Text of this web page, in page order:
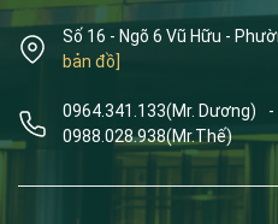
Số 16 - Ngõ 6 Vũ Hữu -
bản đồ]
0964.341.133(Mr. Dương) -
0988.028.938(Mr.Thế)